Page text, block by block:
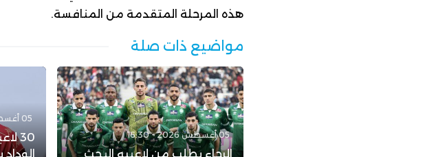
هذه المرحلة المتقدمة من المنافسة.
مواضيع ذات صلة
05 أغسطس 2026 - 16:30
الرجاء يطلب من لاعبيه البحث
05 أغسطس 2026 - 14:30
30